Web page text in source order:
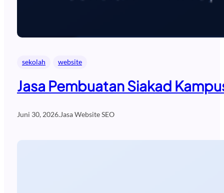
sekolah website
Jasa Pembuatan Siakad
Juni 30, 2026.Jasa Website SEO